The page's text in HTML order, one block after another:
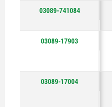
03089-741084
03089-17903
03089-17004